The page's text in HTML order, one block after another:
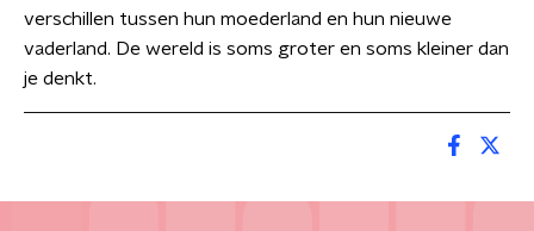
verschillen tussen hun moederland en hun nieuwe
vaderland. De wereld is soms groter en soms kleiner dan
je denkt.